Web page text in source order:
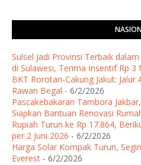
Sulsel Jadi Provinsi Terbaik
di Sulawesi, Terima Insentif Rp 3
BKT Rorotan-Cakung Jakut:
Rawan Begal - 6/2/2026
Pascakebakaran Tambora
Siapkan Bantuan Renovasi
Rupiah Turun ke Rp 17.864,
per 2 Juni 2026 - 6/2/2026
Harga Solar Kompak Turun,
Everest - 6/2/2026